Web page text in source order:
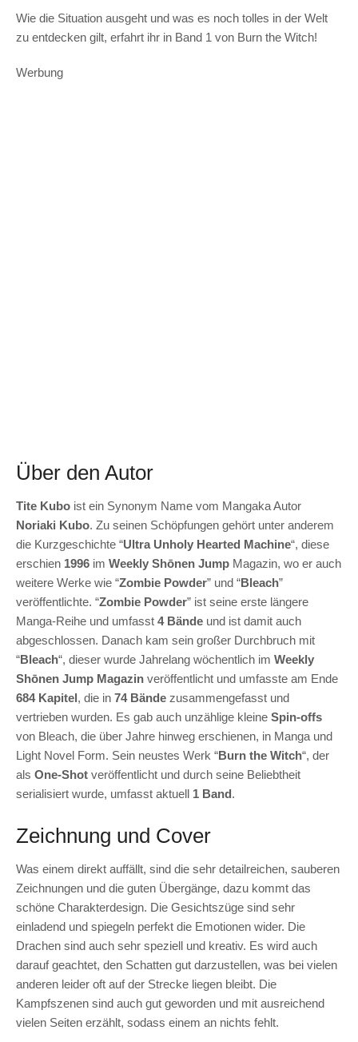
Wie die Situation ausgeht und was es noch tolles in der Welt
zu entdecken gilt, erfahrt ihr in Band 1 von Burn the Witch!
Werbung
Über den Autor
Tite Kubo ist ein Synonym Name vom Mangaka Autor
Noriaki Kubo. Zu seinen Schöpfungen gehört unter anderem
die Kurzgeschichte “Ultra Unholy Hearted Machine“, diese
erschien 1996 im Weekly Shōnen Jump Magazin, wo er auch
weitere Werke wie “Zombie Powder” und “Bleach”
veröffentlichte. “Zombie Powder” ist seine erste längere
Manga-Reihe und umfasst 4 Bände und ist damit auch
abgeschlossen. Danach kam sein großer Durchbruch mit
“Bleach“, dieser wurde Jahrelang wöchentlich im Weekly
Shōnen Jump Magazin veröffentlicht und umfasste am Ende
684 Kapitel, die in 74 Bände zusammengefasst und
vertrieben wurden. Es gab auch unzählige kleine Spin-offs
von Bleach, die über Jahre hinweg erschienen, in Manga und
Light Novel Form. Sein neustes Werk “Burn the Witch“, der
als One-Shot veröffentlicht und durch seine Beliebtheit
serialisiert wurde, umfasst aktuell 1 Band.
Zeichnung und Cover
Was einem direkt auffällt, sind die sehr detailreichen, sauberen
Zeichnungen und die guten Übergänge, dazu kommt das
schöne Charakterdesign. Die Gesichtszüge sind sehr
einladend und spiegeln perfekt die Emotionen wider. Die
Drachen sind auch sehr speziell und kreativ. Es wird auch
darauf geachtet, den Schatten gut darzustellen, was bei vielen
anderen leider oft auf der Strecke liegen bleibt. Die
Kampfszenen sind auch gut geworden und mit ausreichend
vielen Seiten erzählt, sodass einem an nichts fehlt.